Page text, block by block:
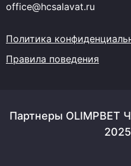
office@hcsalavat.ru
Политика
Правила поведения
Партнеры OLIMPBET